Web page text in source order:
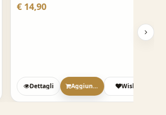
€ 14,90
Dettagli Aggiungi Wish